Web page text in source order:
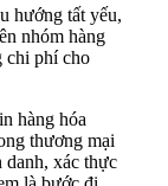
hướng tất yếu,
nhóm hàng
chi phí cho
hàng hóa
thương mại
danh, xác thực